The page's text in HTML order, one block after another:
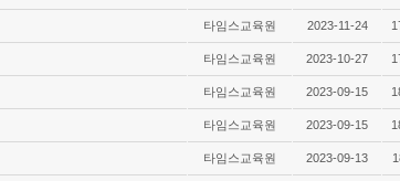
타임스교육원 2023-11-24
타임스교육원 2023-10-27
타임스교육원 2023-09-15
타임스교육원 2023-09-15
타임스교육원 2023-09-13